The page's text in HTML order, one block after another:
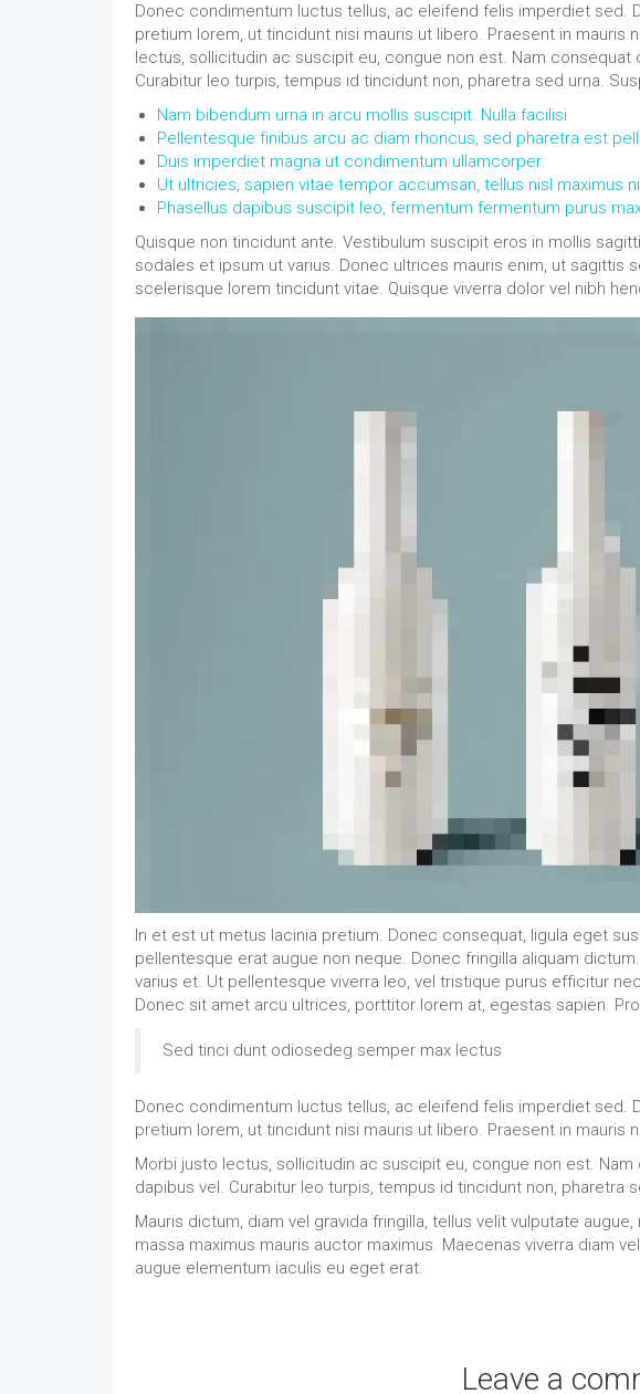
Donec condimentum luctus tellus, ac eleifend felis imperdiet sed.
pretium lorem, ut tincidunt nisi mauris ut libero. Praesent in
lectus, sollicitudin ac suscipit eu, congue non est. Nam
Curabitur leo turpis, tempus id tincidunt non, pharetra sed urna.
Nam bibendum urna in arcu mollis suscipit. Nulla facilisi
Pellentesque finibus arcu ac diam rhoncus, sed pharetra est
Duis imperdiet magna ut condimentum ullamcorper.
Ut ultricies, sapien vitae tempor accumsan, tellus nisl maximus
Phasellus dapibus suscipit leo, fermentum fermentum purus
Quisque non tincidunt ante. Vestibulum suscipit eros in mollis
sodales et ipsum ut varius. Donec ultrices mauris enim, ut sagittis
scelerisque lorem tincidunt vitae. Quisque viverra dolor vel nibh
In et est ut metus lacinia pretium. Donec consequat, ligula eget
pellentesque erat augue non neque. Donec fringilla aliquam
varius et. Ut pellentesque viverra leo, vel tristique purus efficitur
Donec sit amet arcu ultrices, porttitor lorem at, egestas sapien.
Sed tinci dunt odiosedeg semper max lectus
Donec condimentum luctus tellus, ac eleifend felis imperdiet sed.
pretium lorem, ut tincidunt nisi mauris ut libero. Praesent in
Morbi justo lectus, sollicitudin ac suscipit eu, congue non est.
dapibus vel. Curabitur leo turpis, tempus id tincidunt non, pharetra
Mauris dictum, diam vel gravida fringilla, tellus velit vulputate
massa maximus mauris auctor maximus. Maecenas viverra diam
augue elementum iaculis eu eget erat.
Leave a